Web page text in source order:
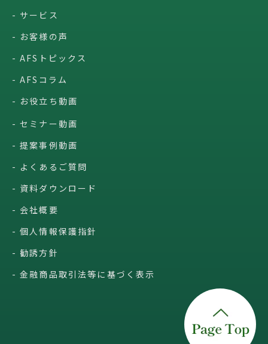
サービス
お客様の声
AFSトピックス
AFSコラム
お役立ち動画
セミナー動画
提案事例動画
よくあるご質問
資料ダウンロード
会社概要
個人情報保護指針
勧誘方針
金融商品取引法等に基づく表示